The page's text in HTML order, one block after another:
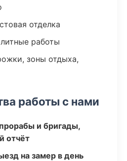
отделка
работы
зоны отдыха,
работы с нами
и бригады,
отчёт
на замер в день